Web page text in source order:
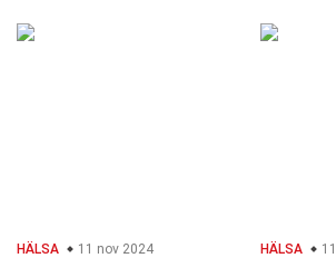
HÄLSA 11 nov 2024 HÄLSA